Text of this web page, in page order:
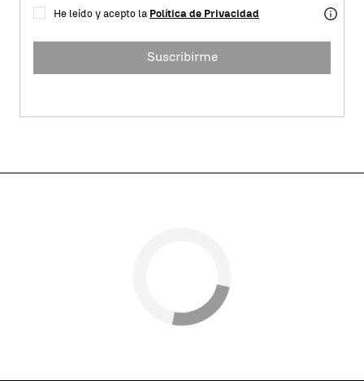
He leído y acepto la Política de Privacidad
Suscribirme